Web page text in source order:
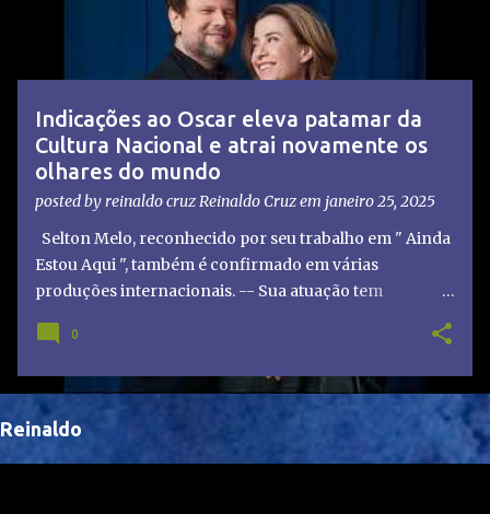
Indicações ao Oscar eleva patamar da
Cultura Nacional e atrai novamente os
olhares do mundo
posted by reinaldo cruz Reinaldo Cruzem janeiro 25, 2025
Selton Melo, reconhecido por seu trabalho em " Ainda
Estou Aqui ", também é confirmado em várias
produções internacionais. -- Sua atuação tem
Brasil, abrindo portas para novas oportunidades no
a representação brasileira no cinema global!
0
Reinaldo